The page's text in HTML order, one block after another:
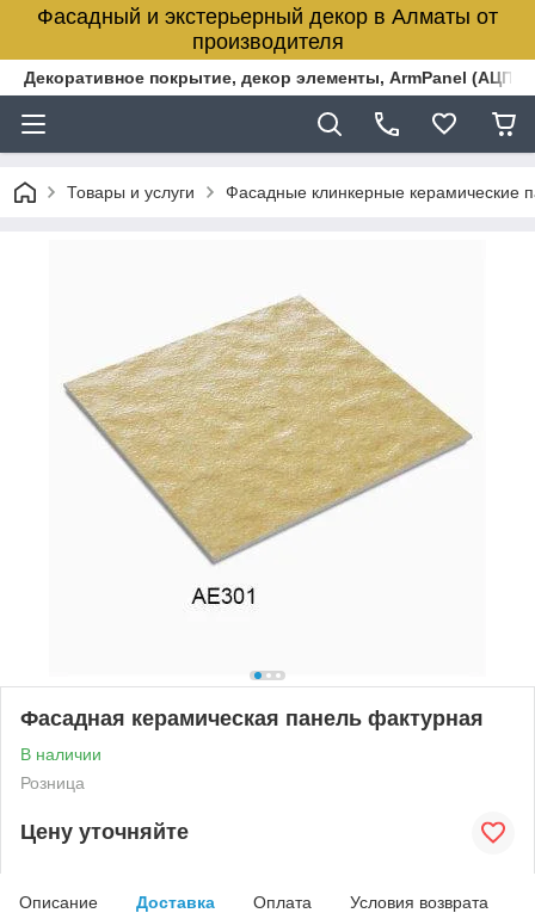
Фасадный и экстерьерный декор в Алматы от
производителя
Декоративное покрытие, декор элементы, ArmPanel
Товары и услуги Фасадные клинкерные керамические
Фасадная керамическая панель фактурная
В наличии
Розница
Цену уточняйте
Описание Доставка Оплата Условия возврата